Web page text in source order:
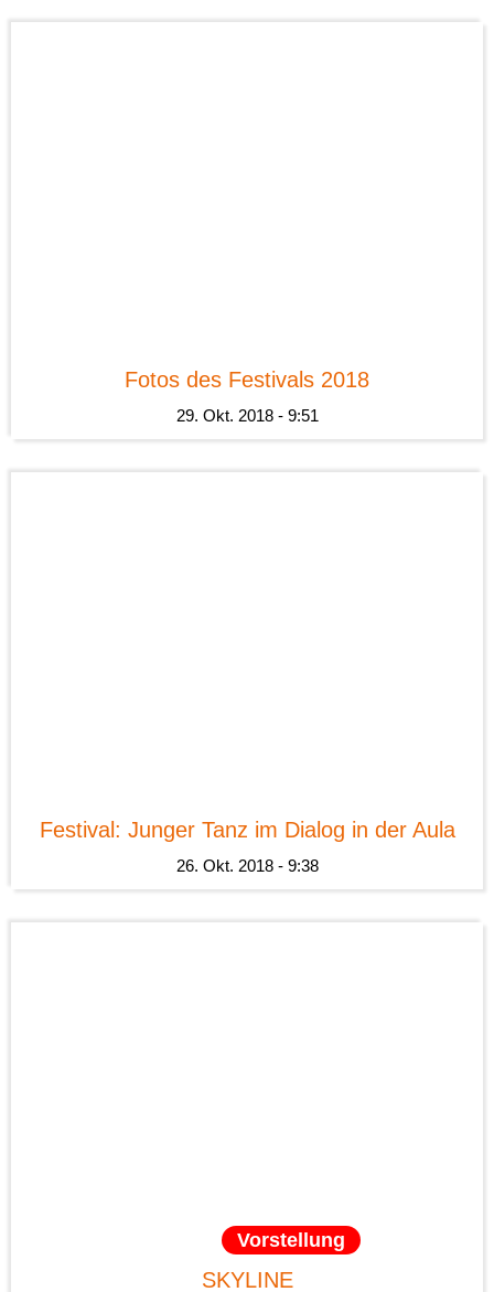
Fotos des Festivals 2018
29. Okt. 2018 - 9:51
Festival: Junger Tanz im Dialog in der Aula
26. Okt. 2018 - 9:38
Vorstellung
SKYLINE